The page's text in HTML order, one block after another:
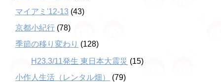
マイアミ'12-13 (43)
京都小紀行 (78)
季節の移り変わり (128)
H23.3/11発生 東日本大震災 (15)
小作人生活（レンタル畑）
(79)